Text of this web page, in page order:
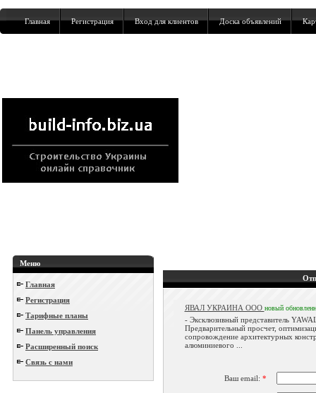
Главная Регистрация Вход для клиентов Доска объявлений
Меню
Главная
Регистрация
Тарифные планы
Панель управления
Расширенный поиск
Связь с нами
ЯВАЛ УКРАИНА ООО новый
- Эксклюзивный представитель
Предварительный просчет,
сопровождение архитектурных
алюминиевого ...
Ваш email: *